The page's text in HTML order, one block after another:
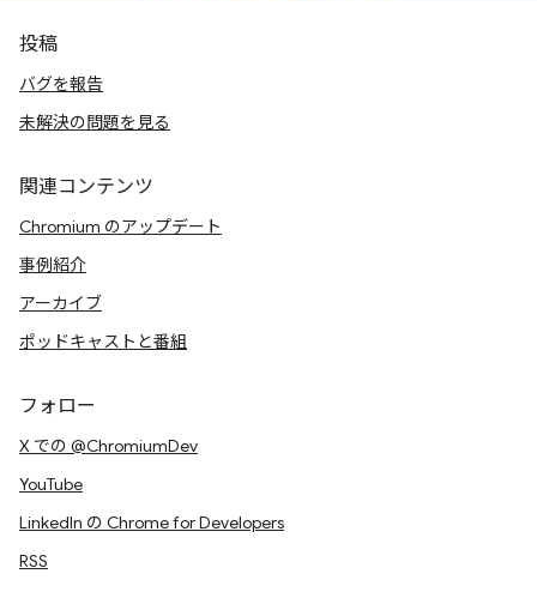
投稿
バグを報告
未解決の問題を見る
関連コンテンツ
Chromium のアップデート
事例紹介
アーカイブ
ポッドキャストと番組
フォロー
X での @ChromiumDev
YouTube
LinkedIn の Chrome for Developers
RSS